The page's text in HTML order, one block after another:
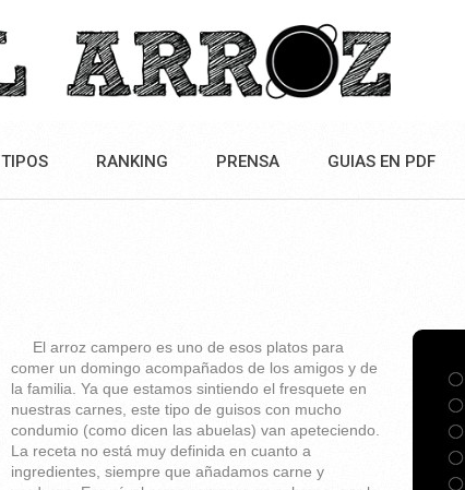
TIPOS RANKING PRENSA GUIAS EN PDF
El arroz campero es uno de esos platos para
comer un domingo acompañados de los amigos y de
la familia. Ya que estamos sintiendo el fresquete en
nuestras carnes, este tipo de guisos con mucho
condumio (como dicen las abuelas) van apeteciendo.
La receta no está muy definida en cuanto a
ingredientes, siempre que añadamos carne y